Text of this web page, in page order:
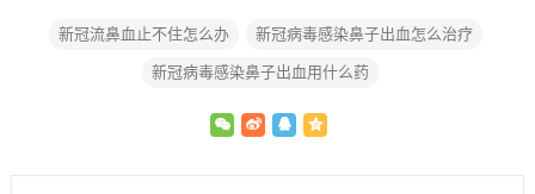
新冠流鼻血止不住怎么办 新冠病毒感染鼻子出血怎么治疗
新冠病毒感染鼻子出血用什么药